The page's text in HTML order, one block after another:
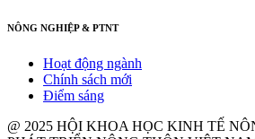
NÔNG NGHIỆP & PTNT
Hoạt động ngành
Chính sách mới
Điểm sáng
@ 2025 HỘI KHOA HỌC KINH TẾ